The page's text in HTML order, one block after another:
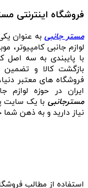
فروشگاه اینترنتی
مستر جانبیبه عنوان
لوازم جانبی کامپیوتر،
بازگشت کالا و تضمین
فروشگاه‌ های معتبر
ایران در حوزه
مسترجانبی با یک سایت
نیاز دارید و به ذهن
استفاده از مطالب